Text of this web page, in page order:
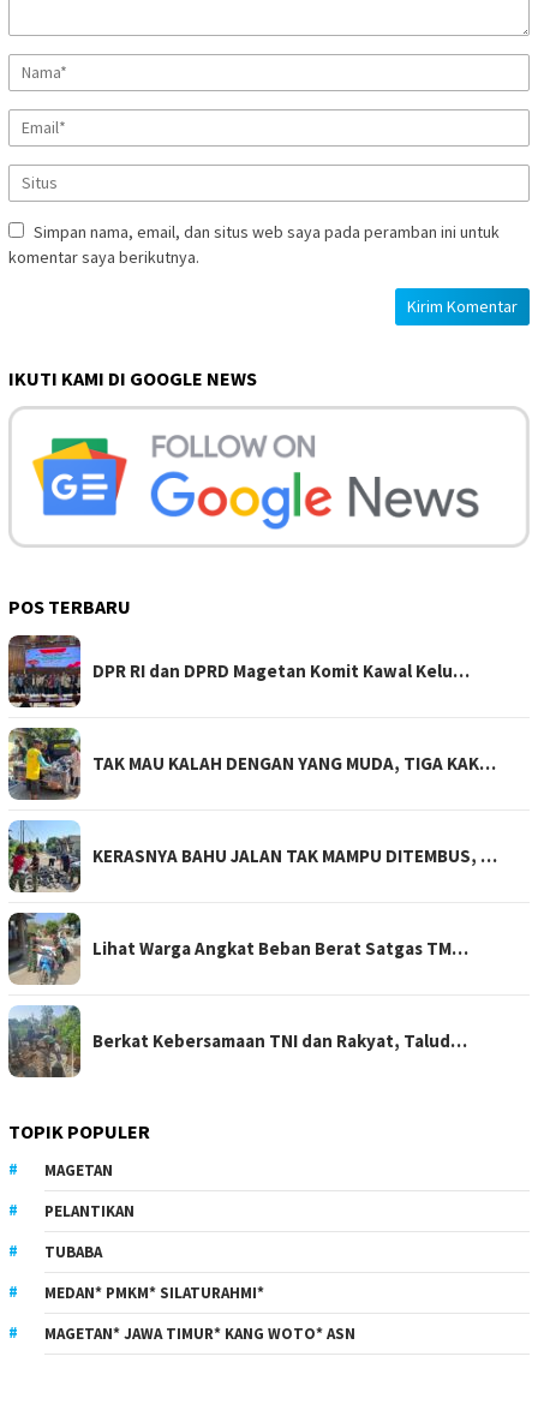
Simpan nama, email, dan situs web saya pada peramban ini untuk
komentar saya berikutnya.
IKUTI KAMI DI GOOGLE NEWS
POS TERBARU
DPR RI dan DPRD Magetan Komit Kawal Kelu…
TAK MAU KALAH DENGAN YANG MUDA, TIGA KAK…
KERASNYA BAHU JALAN TAK MAMPU DITEMBUS, …
Lihat Warga Angkat Beban Berat Satgas TM…
Berkat Kebersamaan TNI dan Rakyat, Talud…
TOPIK POPULER
MAGETAN
PELANTIKAN
TUBABA
MEDAN* PMKM* SILATURAHMI*
MAGETAN* JAWA TIMUR* KANG WOTO* ASN